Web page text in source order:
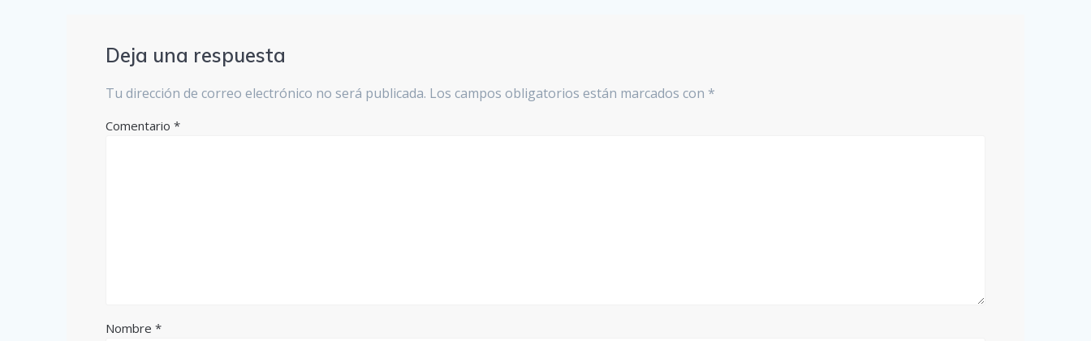
Deja una respuesta
Tu dirección de correo electrónico no será publicada. Los campos obligatorios están marcados con *
Comentario*
Nombre*